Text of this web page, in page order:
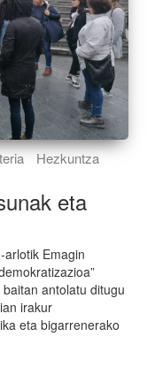
Hezkuntza
eta
Emagin
antolatu ditugu
irakur
eta bigarrenerako